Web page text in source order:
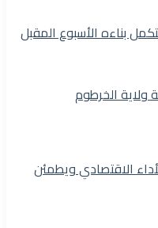
بناءه الأسبوع المقبل
ولاية الخرطوم
الاقتصادي ويطمئن